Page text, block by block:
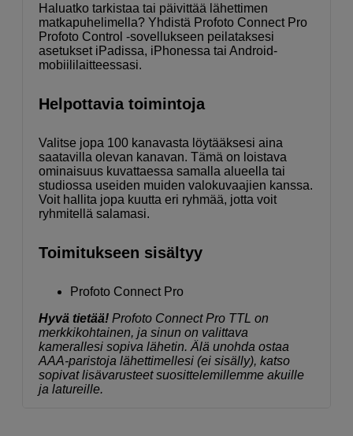
Haluatko tarkistaa tai päivittää lähettimen
matkapuhelimella? Yhdistä Profoto Connect Pro
Profoto Control -sovellukseen peilataksesi
asetukset iPadissa, iPhonessa tai Android-
mobiililaitteessasi.
Helpottavia toimintoja
Valitse jopa 100 kanavasta löytääksesi aina
saatavilla olevan kanavan. Tämä on loistava
ominaisuus kuvattaessa samalla alueella tai
studiossa useiden muiden valokuvaajien kanssa.
Voit hallita jopa kuutta eri ryhmää, jotta voit
ryhmitellä salamasi.
Toimitukseen sisältyy
Profoto Connect Pro
Hyvä tietää! Profoto Connect Pro TTL on
merkkikohtainen, ja sinun on valittava
kamerallesi sopiva lähetin. Älä unohda ostaa
AAA-paristoja lähettimellesi (ei sisälly), katso
sopivat lisävarusteet suosittelemillemme akuille
ja latureille.